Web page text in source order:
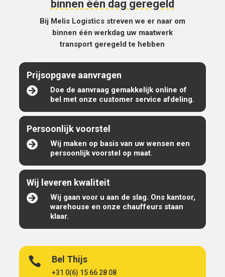
binnen één dag geregeld
Bij Melis Logistics streven we er naar om
binnen één werkdag uw maatwerk
transport geregeld te hebben
Prijsopgave aanvragen

Doe de aanvraag gemakkelijk online of
bel met onze customer service afdeling.
Persoonlijk voorstel

Wij maken op basis van uw wensen een
persoonlijk voorstel op maat.
Wij leveren kwaliteit

Wij gaan voor u aan de slag. Ons kantoor,
warehouse en onze chauffeurs staan
klaar.
 Bel Thijs
‭+31 0(6) 15 66 28 08